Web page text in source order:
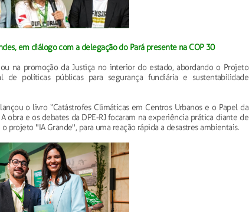
em diálogo com a delegação do Pará presente na COP 30
na promoção da Justiça no interior do estado, abordando o Projeto
de políticas públicas para segurança fundiária e sustentabilidade
o livro “Catástrofes Climáticas em Centros Urbanos e o Papel da
obra e os debates da DPE-RJ focaram na experiência prática diante de
projeto "IA Grande", para uma reação rápida a desastres ambientais.